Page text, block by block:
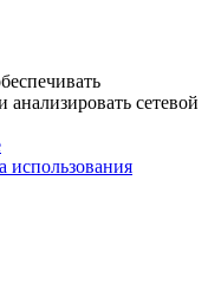
сетевой
использования